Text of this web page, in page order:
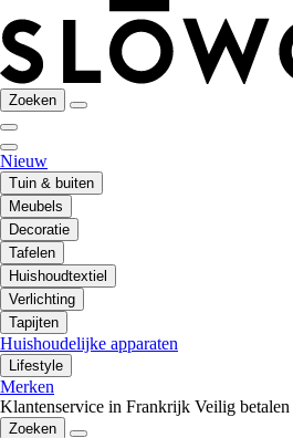
Zoeken
Nieuw
Tuin & buiten
Meubels
Decoratie
Tafelen
Huishoudtextiel
Verlichting
Tapijten
Huishoudelijke apparaten
Lifestyle
Merken
Klantenservice in Frankrijk Veilig betalen
Zoeken